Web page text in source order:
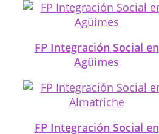
FP Integración Social en
Agüimes
FP Integración Social en